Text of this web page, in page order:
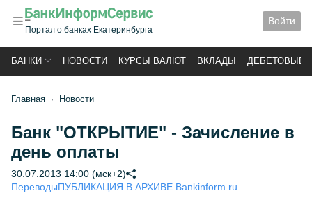
Портал о банках Екатеринбурга
Войти
БАНКИ НОВОСТИ КУРСЫ ВАЛЮТ ВКЛАДЫ ДЕБЕТОВЫЕ
Главная Новости
Банк "ОТКРЫТИЕ" - Зачисление в
день оплаты
30.07.2013 14:00 (мск+2)
ПереводыПУБЛИКАЦИЯ В АРХИВЕ Bankinform.ru